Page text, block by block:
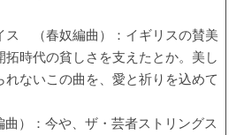
ス （春奴編曲）：イギリスの賛美
時代の貧しさを支えたとか。美し
れないこの曲を、愛と祈りを込めて
）：今や、ザ・芸者ストリングス